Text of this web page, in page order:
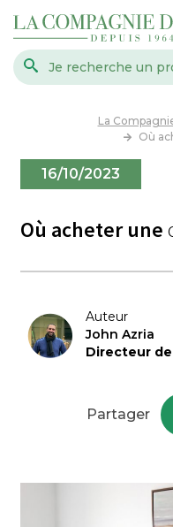
La
Où
16/10/2023
Où acheter une
Auteur
John Azria
Directeur
Partager